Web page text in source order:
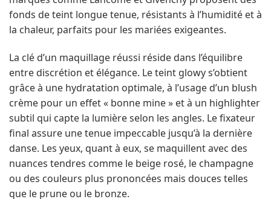
fonds de teint longue tenue, résistants à l’humidité et à
la chaleur, parfaits pour les mariées exigeantes.
La clé d’un maquillage réussi réside dans l’équilibre
entre discrétion et élégance. Le teint glowy s’obtient
grâce à une hydratation optimale, à l’usage d’un blush
crème pour un effet « bonne mine » et à un highlighter
subtil qui capte la lumière selon les angles. Le fixateur
final assure une tenue impeccable jusqu’à la dernière
danse. Les yeux, quant à eux, se maquillent avec des
nuances tendres comme le beige rosé, le champagne
ou des couleurs plus prononcées mais douces telles
que le prune ou le bronze.